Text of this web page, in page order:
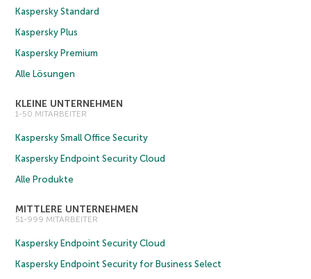
Kaspersky Standard
Kaspersky Plus
Kaspersky Premium
Alle Lösungen
KLEINE UNTERNEHMEN
1-50 MITARBEITER
Kaspersky Small Office Security
Kaspersky Endpoint Security Cloud
Alle Produkte
MITTLERE UNTERNEHMEN
51-999 MITARBEITER
Kaspersky Endpoint Security Cloud
Kaspersky Endpoint Security for Business Select